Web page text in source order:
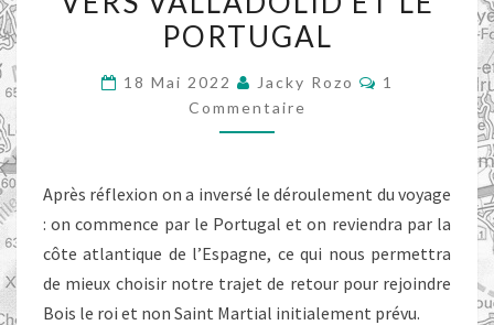
VALLADOLID
ET
PORTUGAL
PORTUGAL
18 Mai 2022 Jacky Rozo
1
Commentaire
Après réflexion on a inversé le déroulement du voyage
: on commence par le Portugal et on reviendra par la
côte atlantique de l’Espagne, ce qui nous permettra
de mieux choisir notre trajet de retour pour rejoindre
Bois le roi et non Saint Martial initialement prévu.